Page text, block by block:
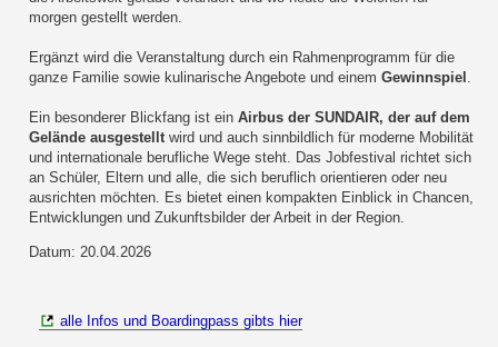
morgen gestellt werden.
Ergänzt wird die Veranstaltung durch ein Rahmenprogramm für die
ganze Familie sowie kulinarische Angebote und einemGewinnspiel .
Ein besonderer Blickfang ist einAirbus der SUNDAIR, der auf dem
Gelände ausgestelltwird und auch sinnbildlich für moderne Mobilität
und internationale berufliche Wege steht. Das Jobfestival richtet sich
an Schüler, Eltern und alle, die sich beruflich orientieren oder neu
ausrichten möchten. Es bietet einen kompakten Einblick in Chancen,
Entwicklungen und Zukunftsbilder der Arbeit in der Region.
Datum: 20.04.2026
alle Infos und Boardingpass gibts hier